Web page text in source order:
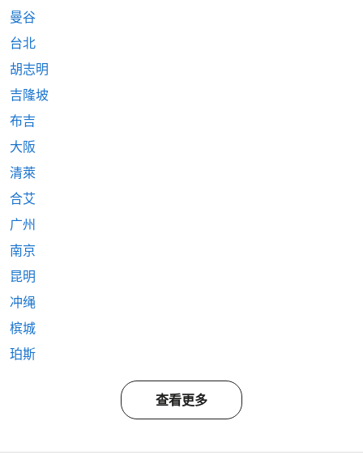
曼谷
台北
胡志明
吉隆坡
布吉
大阪
清萊
合艾
广州
南京
昆明
冲绳
槟城
珀斯
查看更多